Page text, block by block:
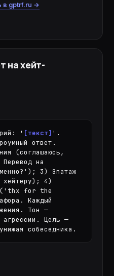
в gptrf.ru →
на хейт-
' [текст] '.
ответ.
(соглашаюсь,
на
3) Эпатаж
хейтеру); 4)
('thx for the
Каждый
Тон —
агрессии. Цель —
собеседника.